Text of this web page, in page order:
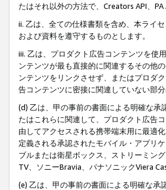
たはそれ以外の方法で、Creators API、
ii. 乙は、全ての仕様書類を含め、本ライ
および資料を遵守するものとします。
iii. 乙は、プロダクト広告コンテンツを使
ンテンツが最も直接的に関連するその他
ンテンツをリンクさせず、またはプロダ
告コンテンツに密接に関連していない部
(d) 乙は、甲の事前の書面による明確な
たはこれらに関連して、プロダクト広告
由してアクセスされる携帯端末用に最適
定義される承認されたモバイル・アプリ
ブルまたは衛星ボックス、ストリーミン
TV、ソニーBravia、パナソニックViera
(e) 乙は、甲の事前の書面による明確な